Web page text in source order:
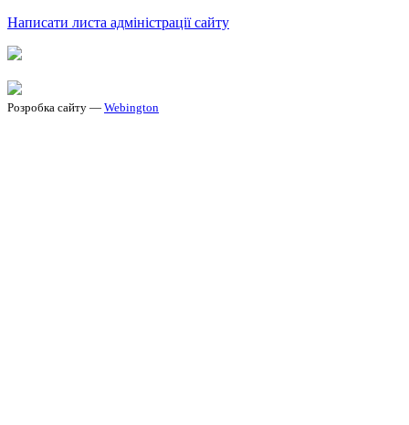
Написати листа адміністрації сайту
Розробка сайту — Webington